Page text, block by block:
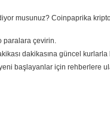
musunuz? Coinpaprika
paralara çevirin.
dakikasına güncel kurlarla
yeni başlayanlar için rehberlere